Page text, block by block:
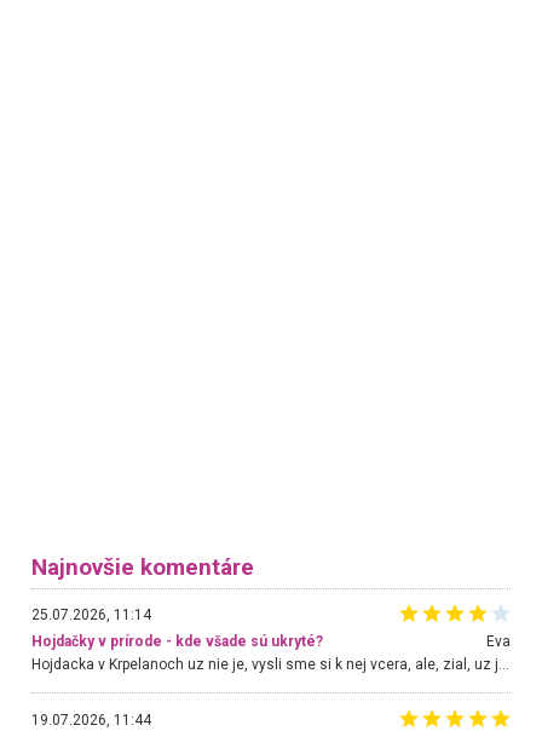
Najnovšie komentáre
25.07.2026, 11:14
Hojdačky v prírode - kde všade sú ukryté?
Eva
Hojdacka v Krpelanoch uz nie je, vysli sme si k nej vcera, ale, zial, uz je znicena. Ak sem planujete cestu len kvoli hojdacke, mozete si ju usetrit. Krasny vyhlad je tu vsak aj bez hojdacky :-)
19.07.2026, 11:44